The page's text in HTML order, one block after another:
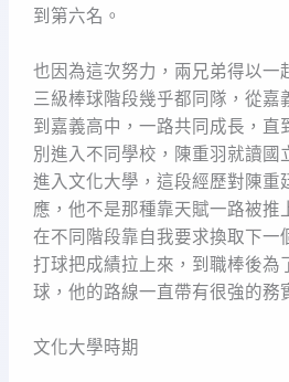
到第六名。
也因為這次努力，兩兄弟得以一
三級棒球階段幾乎都同隊，從嘉
到嘉義高中，一路共同成長，直
別進入不同學校，陳重羽就讀國
進入文化大學，這段經歷對陳重
應，他不是那種靠天賦一路被推
在不同階段靠自我要求換取下一
打球把成績拉上來，到職棒後為
球，他的路線一直帶有很強的務
文化大學時期